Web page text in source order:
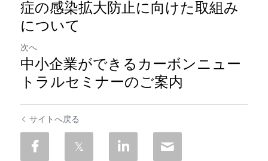
症の感染拡大防止に向けた取組み
について
次へ
中小企業ができるカーボンニュー
トラルセミナーのご案内
サイトへ戻る